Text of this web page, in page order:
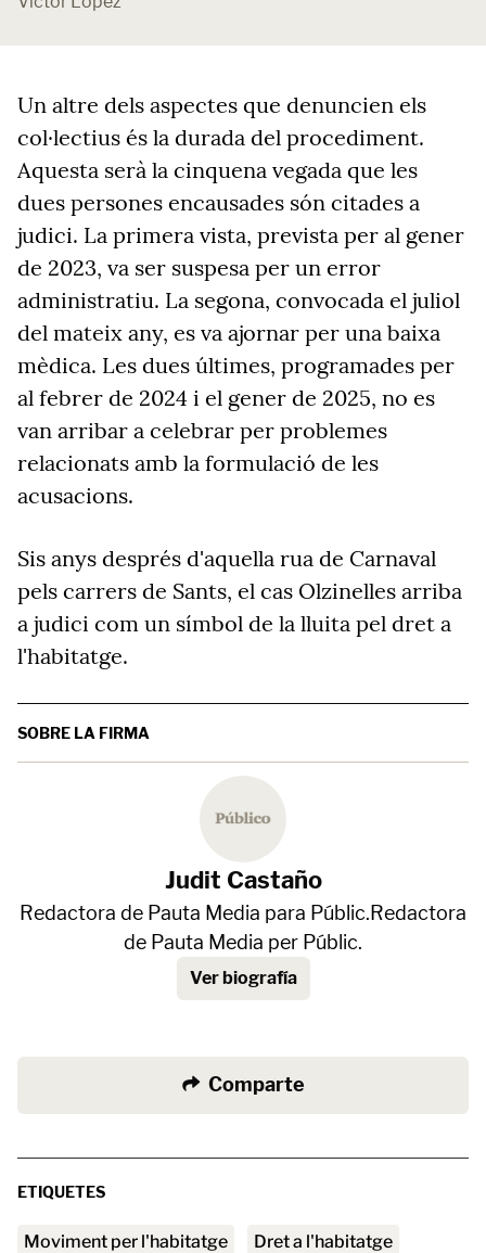
Un altre dels aspectes que denuncien els
col·lectius és la durada del procediment.
Aquesta serà la cinquena vegada que les
dues persones encausades són citades a
judici. La primera vista, prevista per al gener
de 2023, va ser suspesa per un error
administratiu. La segona, convocada el juliol
del mateix any, es va ajornar per una baixa
mèdica. Les dues últimes, programades per
al febrer de 2024 i el gener de 2025, no es
van arribar a celebrar per problemes
relacionats amb la formulació de les
acusacions.
Sis anys després d'aquella rua de Carnaval
pels carrers de Sants, el cas Olzinelles arriba
a judici com un símbol de la lluita pel dret a
l'habitatge.
SOBRE LA FIRMA
Judit Castaño
Redactora de Pauta Media para Públic.Redactora
de Pauta Media per Públic.
Ver biografía
Comparte
ETIQUETES
moviment per l'habitatge Dret a l'habitatge